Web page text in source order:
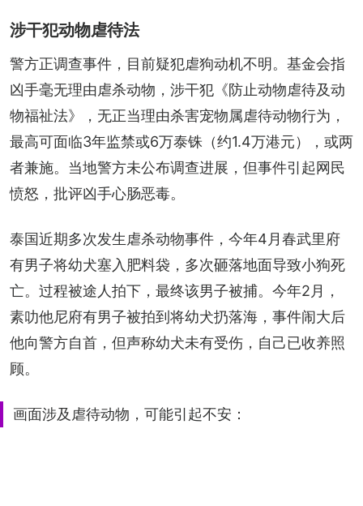
涉干犯动物虐待法
警方正调查事件，目前疑犯虐狗动机不明。基金会指
凶手毫无理由虐杀动物，涉干犯《防止动物虐待及动
物福祉法》，无正当理由杀害宠物属虐待动物行为，
最高可面临3年监禁或6万泰铢（约1.4万港元），或两
者兼施。当地警方未公布调查进展，但事件引起网民
愤怒，批评凶手心肠恶毒。
泰国近期多次发生虐杀动物事件，今年4月春武里府
有男子将幼犬塞入肥料袋，多次砸落地面导致小狗死
亡。过程被途人拍下，最终该男子被捕。今年2月，
素叻他尼府有男子被拍到将幼犬扔落海，事件闹大后
他向警方自首，但声称幼犬未有受伤，自己已收养照
顾。
画面涉及虐待动物，可能引起不安：